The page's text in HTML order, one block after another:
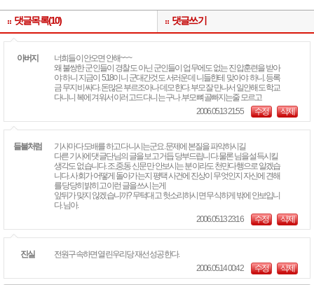
댓글목록(10) 댓글쓰기
아버지
너희들이 안오면 안해~~~
왜 불쌍한 군인들이 경찰도 아닌 군인들이 업무에도 없는 진압훈련을 받아
야 하니 지금이 5.18이니 군대간것도 서러운데 니들한테 맞아야 하니. 등록
금 무지 비싸다. 돈많은 부르조아나 데모한다. 부모 잘 만나서 일안해도 학교
다니니 복에 겨워서 이러고드 다니는 구나 .부모 뼈골빠지는줄 모르고
2006.05.13 21:55
수정 삭제
들불처럼
기사마다 도배를 하고 다니시는군요. 문제에 본질을 파악하시길
다른 기사에 댓글단 님의 글을 보고 거듭 당부드립니다. 물론 님을 설득시킬
생각도 없습니다. 조,중,동 신문만 안보시는 분이라도 천만다행으로 알겠습
니다. 사회가 어떻게 돌아가는지 평택 사건에 진상이 무엇인지 자신에 견해
를 당당히 밝히고 이런 글을 쓰시는게
앞뒤가 맞지 않겠습니까? 무턱대고 헛소리하시면 무식하게 밖에 안보입니
다. 님아.
2006.05.13 23:16
수정 삭제
진실
전원구속하면 열린우리당 재선 성공한다.
2006.05.14 00:42
수정 삭제